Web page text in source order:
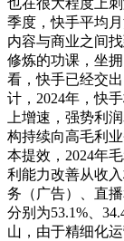
季度，快手平均
内容与商业之间
修炼的功课，坐
看，快手已经交
计，2024年，快
上增速，强势利
构持续向高毛利
本提效，2024年
利能力改善从收
务（广告）、直
分别为53.1%、
山，由于精细化